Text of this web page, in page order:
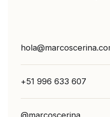
+51 996 633 607
@marcoscerina